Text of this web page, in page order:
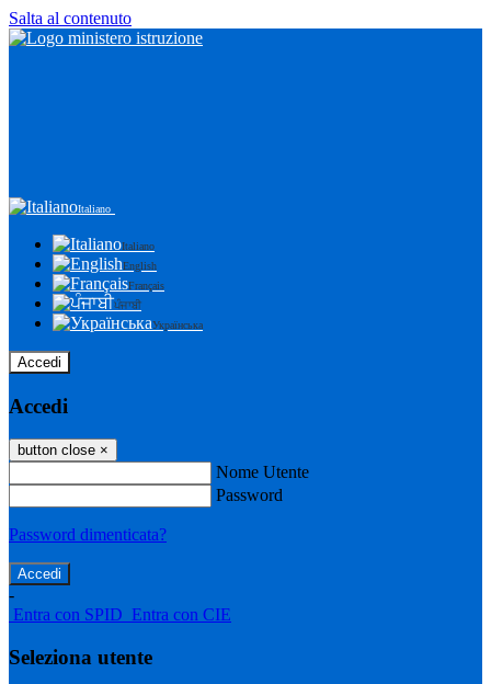
Salta al contenuto
Italiano
Italiano
English
Français
ਪੰਜਾਬੀ
Українська
Accedi
Accedi
button close ×
Nome Utente
Password
Password dimenticata?
-
Entra con SPID Entra con CIE
Seleziona utente